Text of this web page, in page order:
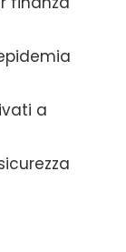
a